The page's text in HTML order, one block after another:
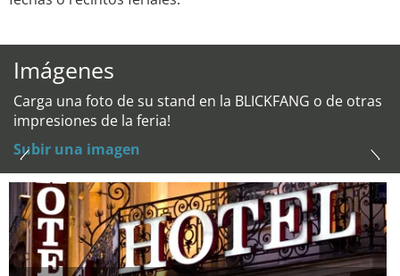
Imágenes
Carga una foto de su stand en la BLICKFANG o de otras
impresiones de la feria!
Subir una imagen